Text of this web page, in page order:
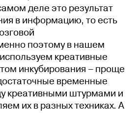
деле это результат
в информацию, то есть
поэтому в нашем
креативные
инкубирования – проще
временные
креативными штурмами и
их в разных техниках. А